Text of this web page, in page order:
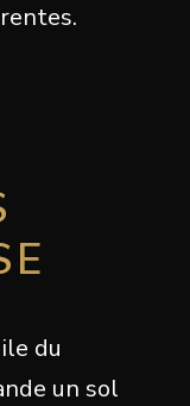
du
un sol